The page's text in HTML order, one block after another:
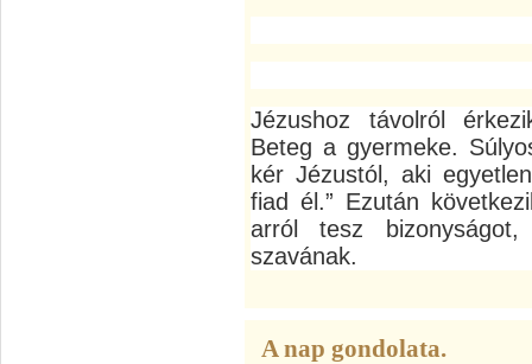
Jézushoz távolról
Beteg a gyermeke.
kér Jézustól, aki
fiad él.” Ezután
arról tesz
szavának.
A nap gondolata.